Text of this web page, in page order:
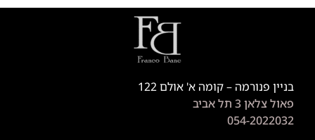
בניין פנורמה – קומה א' אולם 122
פאול צלאן 3 תל אביב
054-2022032